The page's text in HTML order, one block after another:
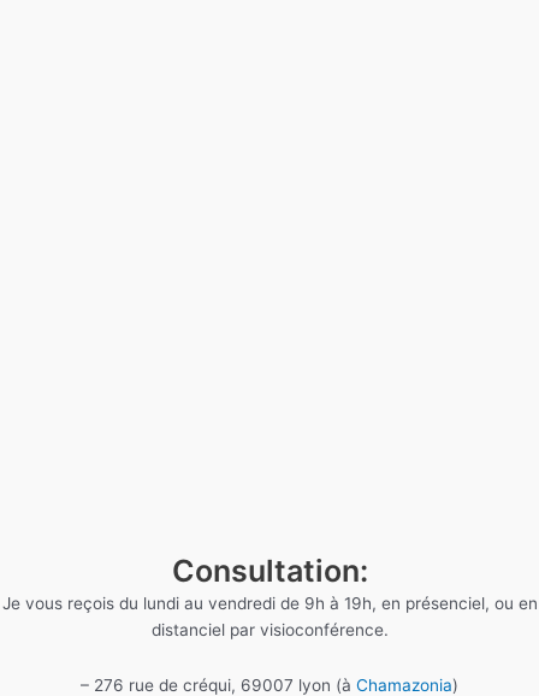
Consultation:
Je vous reçois du lundi au vendredi de 9h à 19h, en présenciel, ou en
distanciel par visioconférence.
– 276 rue de créqui, 69007 lyon (à Chamazonia)